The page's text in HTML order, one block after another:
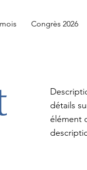
Congrès 2026
détails
élément